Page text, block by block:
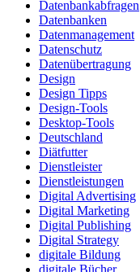
Datenbankabfragen
Datenbanken
Datenmanagement
Datenschutz
Datenübertragung
Design
Design Tipps
Design-Tools
Desktop-Tools
Deutschland
Diätfutter
Dienstleister
Dienstleistungen
Digital Advertising
Digital Marketing
Digital Publishing
Digital Strategy
digitale Bildung